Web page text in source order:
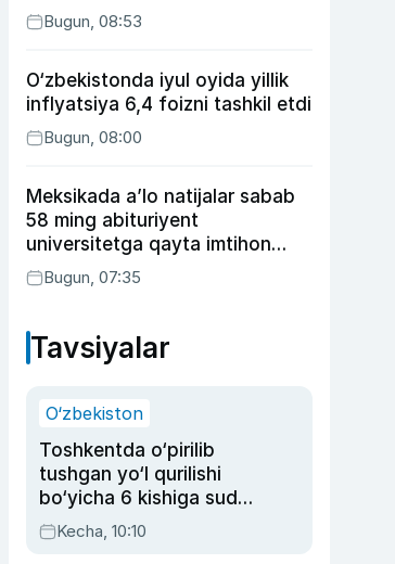
Bugun, 08:53
O‘zbekistonda iyul oyida yillik
inflyatsiya 6,4 foizni tashkil etdi
Bugun, 08:00
Meksikada a’lo natijalar sabab
58 ming abituriyent
universitetga qayta imtihon
topshiradi
Bugun, 07:35
Tavsiyalar
O‘zbekiston
Toshkentda o‘pirilib
tushgan yo‘l qurilishi
bo‘yicha 6 kishiga sud
hukmi o‘qildi
Kecha, 10:10